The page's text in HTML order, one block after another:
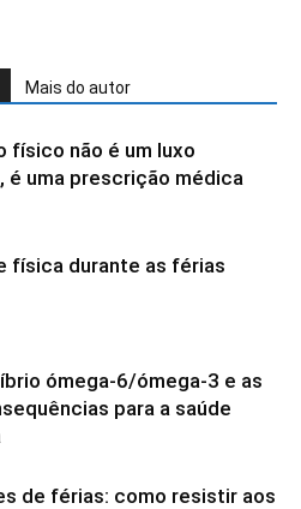
Mais do autor
físico não é um luxo
uma prescrição médica
física durante as férias
ómega-6/ómega-3 e as
para a saúde
de férias: como resistir aos